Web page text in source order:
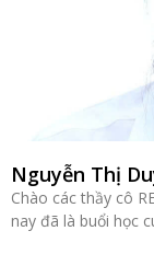
Nguyễn Thị
Chào các thầy cô
nay đã là buổi học